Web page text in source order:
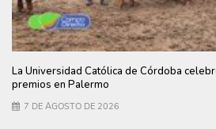
La Universidad Católica de Córdoba
premios en Palermo
7 DE AGOSTO DE 2026